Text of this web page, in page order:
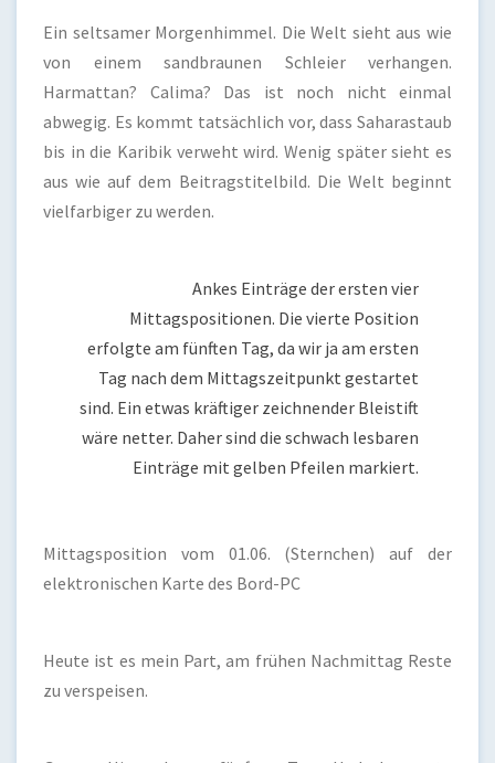
Ein seltsamer Morgenhimmel. Die Welt sieht aus wie
von einem sandbraunen Schleier verhangen.
Harmattan? Calima? Das ist noch nicht einmal
abwegig. Es kommt tatsächlich vor, dass Saharastaub
bis in die Karibik verweht wird. Wenig später sieht es
aus wie auf dem Beitragstitelbild. Die Welt beginnt
vielfarbiger zu werden.
Ankes Einträge der ersten vier
Mittagspositionen. Die vierte Position
erfolgte am fünften Tag, da wir ja am ersten
Tag nach dem Mittagszeitpunkt gestartet
sind. Ein etwas kräftiger zeichnender Bleistift
wäre netter. Daher sind die schwach lesbaren
Einträge mit gelben Pfeilen markiert.
Mittagsposition vom 01.06. (Sternchen) auf der
elektronischen Karte des Bord-PC
Heute ist es mein Part, am frühen Nachmittag Reste
zu verspeisen.